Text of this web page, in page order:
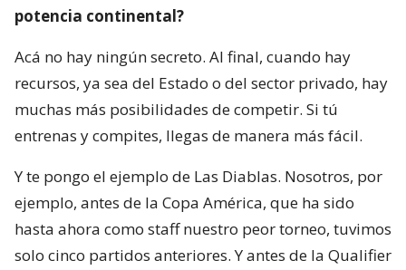
potencia continental?
Acá no hay ningún secreto. Al final, cuando hay
recursos, ya sea del Estado o del sector privado, hay
muchas más posibilidades de competir. Si tú
entrenas y compites, llegas de manera más fácil.
Y te pongo el ejemplo de Las Diablas. Nosotros, por
ejemplo, antes de la Copa América, que ha sido
hasta ahora como staff nuestro peor torneo, tuvimos
solo cinco partidos anteriores. Y antes de la Qualifier